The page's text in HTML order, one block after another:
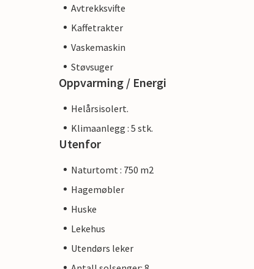
Avtrekksvifte
Kaffetrakter
Vaskemaskin
Støvsuger
Oppvarming / Energi
Helårsisolert.
Klimaanlegg : 5 stk.
Utenfor
Naturtomt : 750 m2
Hagemøbler
Huske
Lekehus
Utendørs leker